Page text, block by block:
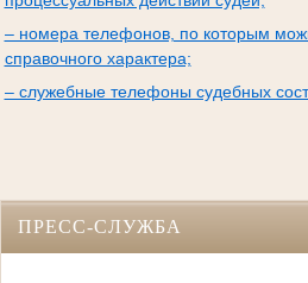
– номера телефонов, по которым
справочного характера;
– служебные телефоны судебных
ПРЕСС-СЛУЖБА